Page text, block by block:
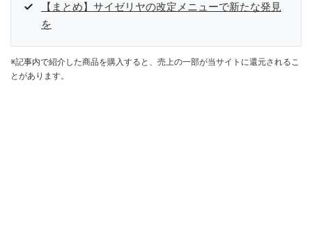
【まとめ】サイゼリヤの改定メニューで新たな発見
を
※記事内で紹介した商品を購入すると、売上の一部が当サイトに還元されるこ
とがあります。